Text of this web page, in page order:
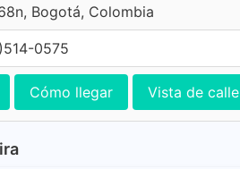
Bogotá, Colombia
0575
Cómo llegar Vista de calle